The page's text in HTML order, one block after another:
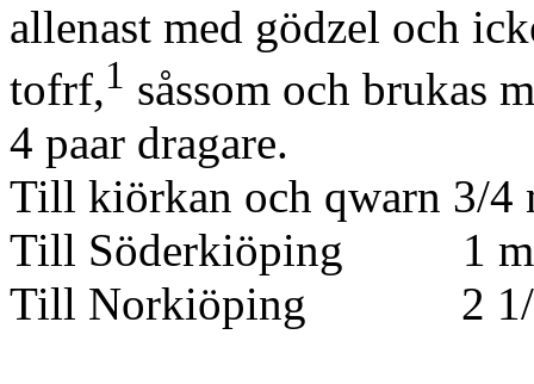
allenast med gödzel och
tofrf,1 såssom och brukas
4 paar dragare.
Till kiörkan och qwarn 3/4
Till Söderkiöping 1
Till Norkiöping 2 1/